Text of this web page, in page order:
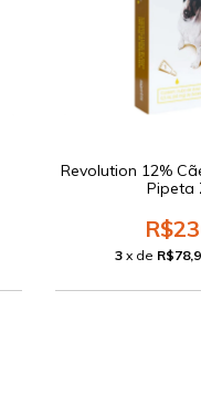
Revolution 12%
Pipeta
3 x de